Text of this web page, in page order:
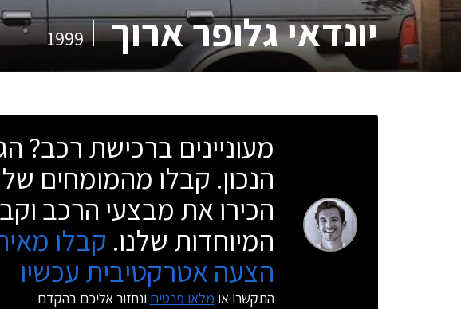
יונדאי גלופר ארוך 1999
מעוניינים ברכישת רכב?
הנכון. קבלו מהמומחים
הכירו את מבצעי הרכב
המיוחדות שלנו. קבלו
הצעה אטרקטיבית עכשיו
התקשרו או מלאו פרטים ונחזור אליכם בהקדם